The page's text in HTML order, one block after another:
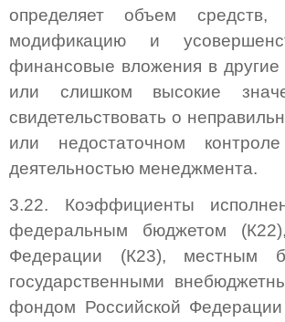
определяет объем средств,
модификацию и
финансовые вложения в другие
или слишком высокие
свидетельствовать о
или недостаточном
деятельностью менеджмента.
3.22. Коэффициенты
федеральным бюджетом
Федерации (К23), местным
государственными
фондом Российской